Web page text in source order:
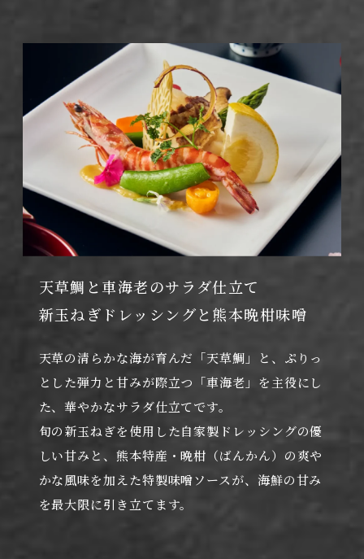
天草鯛と車海老のサラダ仕立て
新玉ねぎドレッシングと熊本晩柑味噌
天草の清らかな海が育んだ「天草鯛」と、ぷりっ
とした弾力と甘みが際立つ「車海老」を主役にし
た、華やかなサラダ仕立てです。
旬の新玉ねぎを使用した自家製ドレッシングの優
しい甘みと、熊本特産・晩柑（ばんかん）の爽や
かな風味を加えた特製味噌ソースが、海鮮の甘み
を最大限に引き立てます。